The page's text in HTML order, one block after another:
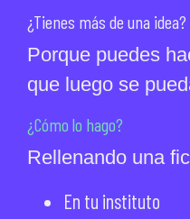
¿Tienes más de una idea?
Porque puedes
que luego se
¿Cómo lo hago?
Rellenando una
En tu instituto